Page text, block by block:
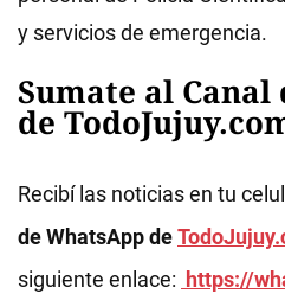
y servicios de emergencia.
Sumate al Canal
de
Recibí las noticias en tu
de WhatsApp de
siguiente enlace: https://